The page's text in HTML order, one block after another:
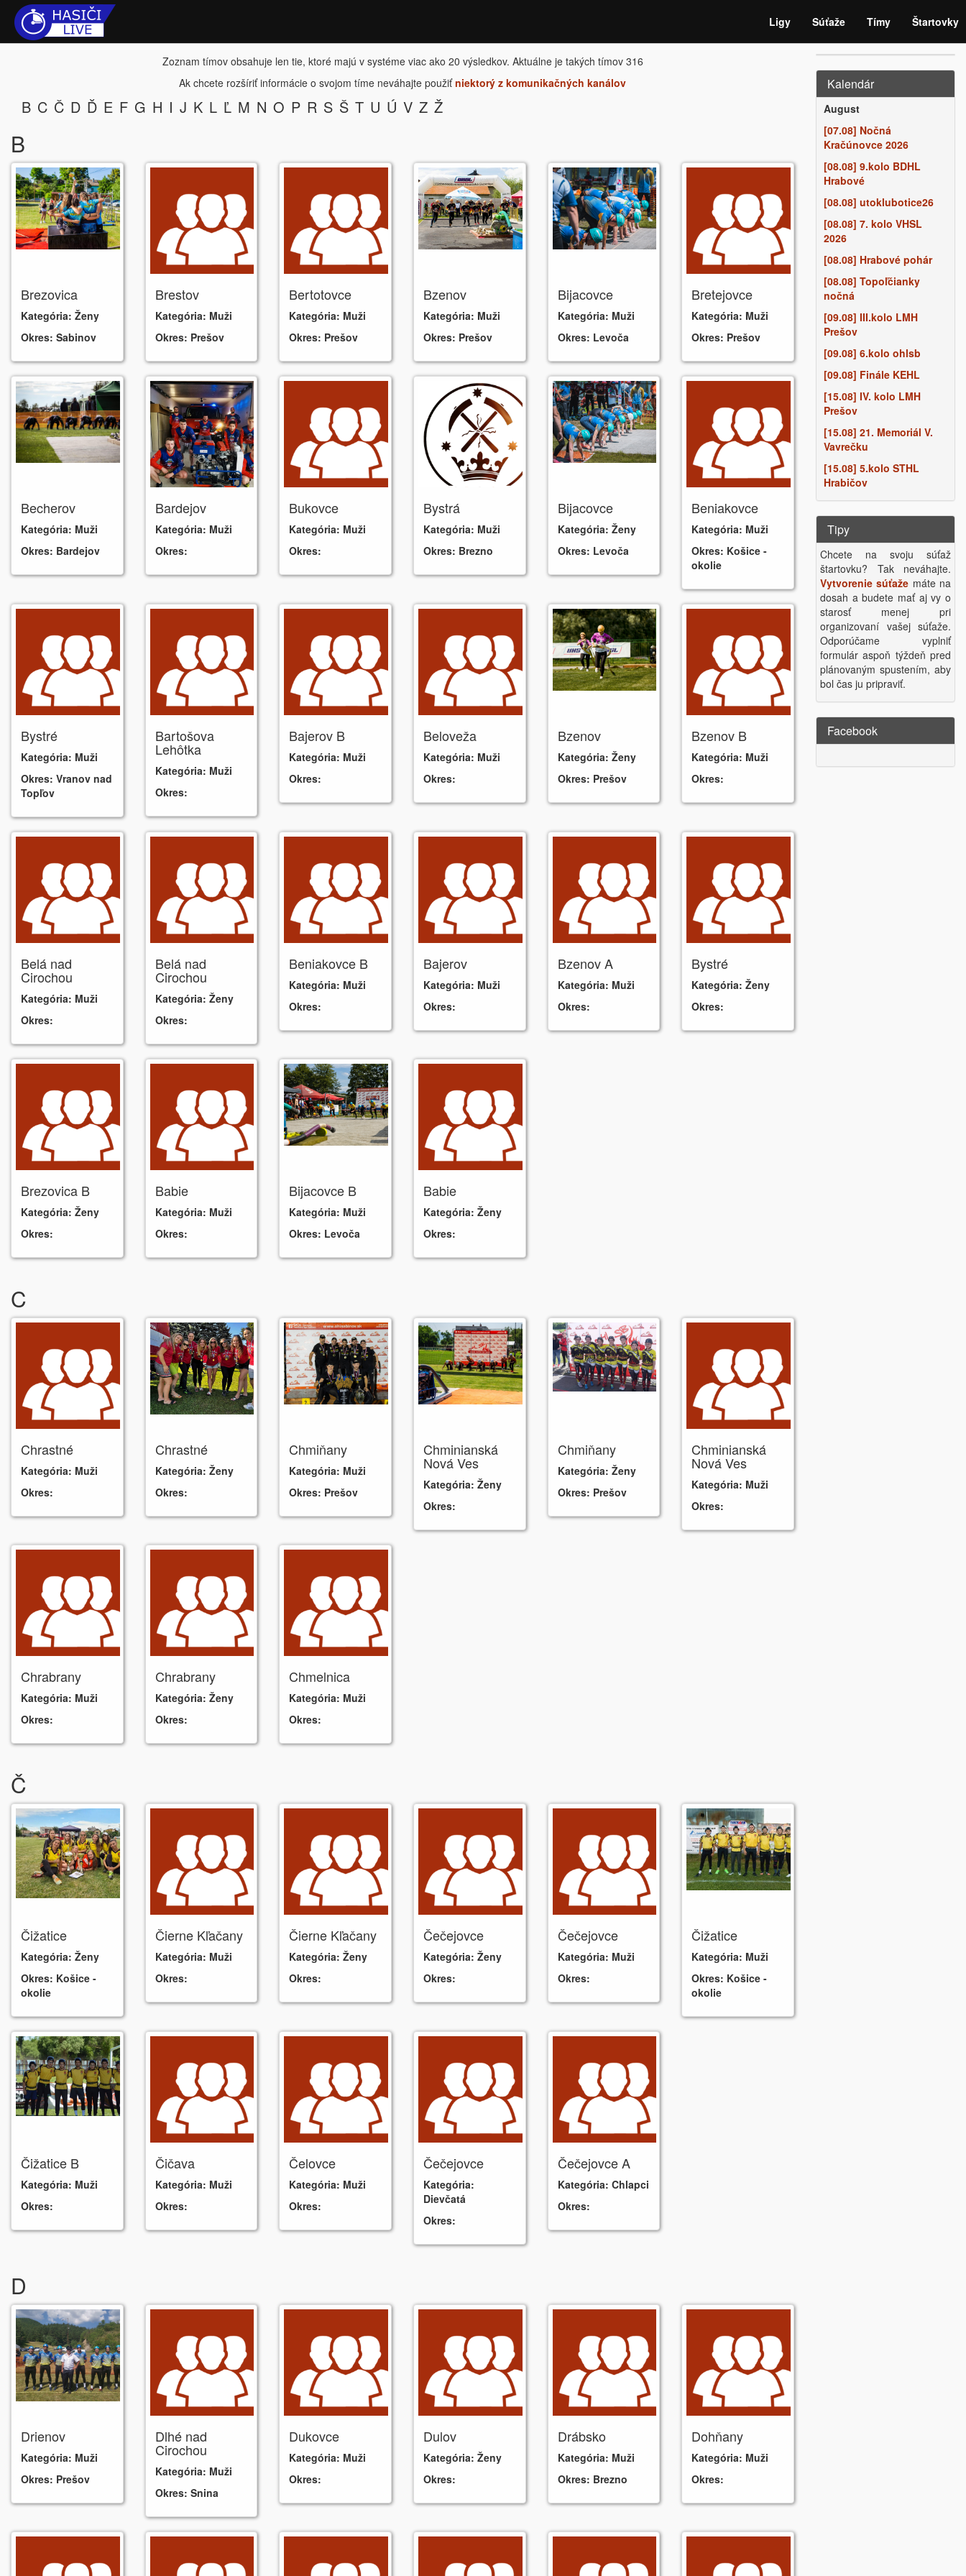
Ligy Súťaže Tímy Štartovky
Zoznam tímov obsahuje len tie, ktoré majú v systéme viac ako 20 výsledkov. Aktuálne je takých tímov 316
Ak chcete rozšíriť informácie o svojom tíme neváhajte použiťniektorý z komunikačných kanálov
B C Č D Ď E F G H I J K L Ľ M N O P R S Š T U Ú V Z Ž
B
Brezovica
Kategória: Ženy
Okres: Sabinov
Brestov
Kategória: Muži
Okres: Prešov
Bertotovce
Kategória: Muži
Okres: Prešov
Bzenov
Kategória: Muži
Okres: Prešov
Bijacovce
Kategória: Muži
Okres: Levoča
Bretejovce
Kategória: Muži
Okres: Prešov
Becherov
Kategória: Muži
Okres: Bardejov
Bardejov
Kategória: Muži
Okres:
Bukovce
Kategória: Muži
Okres:
Bystrá
Kategória: Muži
Okres: Brezno
Bijacovce
Kategória: Ženy
Okres: Levoča
Beniakovce
Kategória: Muži
Okres: Košice -
okolie
Bystré
Kategória: Muži
Okres: Vranov nad
Topľov
Bartošova
Lehôtka
Kategória: Muži
Okres:
Bajerov B
Kategória: Muži
Okres:
Beloveža
Kategória: Muži
Okres:
Bzenov
Kategória: Ženy
Okres: Prešov
Bzenov B
Kategória: Muži
Okres:
Belá nad
Cirochou
Kategória: Muži
Okres:
Belá nad
Cirochou
Kategória: Ženy
Okres:
Beniakovce B
Kategória: Muži
Okres:
Bajerov
Kategória: Muži
Okres:
Bzenov A
Kategória: Muži
Okres:
Bystré
Kategória:Ženy
Okres:
Brezovica B
Kategória: Ženy
Okres:
Babie
Kategória: Muži
Okres:
Bijacovce B
Kategória: Muži
Okres: Levoča
Babie
Kategória: Ženy
Okres:
C
Chrastné
Kategória: Muži
Okres:
Chrastné
Kategória: Ženy
Okres:
Chmiňany
Kategória: Muži
Okres: Prešov
Chminianská
Nová Ves
Kategória: Ženy
Okres:
Chmiňany
Kategória: Ženy
Okres: Prešov
Chminianská
Nová Ves
Kategória: Muži
Okres:
Chrabrany
Kategória: Muži
Okres:
Chrabrany
Kategória: Ženy
Okres:
Chmelnica
Kategória: Muži
Okres:
Č
Čižatice
Kategória: Ženy
Okres: Košice -
okolie
Čierne Kľačany
Kategória: Muži
Okres:
Čierne Kľačany
Kategória:Ženy
Okres:
Čečejovce
Kategória: Ženy
Okres:
Čečejovce
Kategória: Muži
Okres:
Čižatice
Kategória: Muži
Okres: Košice -
okolie
Čižatice B
Kategória: Muži
Okres:
Čičava
Kategória: Muži
Okres:
Čelovce
Kategória: Muži
Okres:
Čečejovce
Kategória:
Dievčatá
Okres:
Čečejovce A
Kategória: Chlapci
Okres:
D
Drienov
Kategória: Muži
Okres: Prešov
Dlhé nad
Cirochou
Kategória: Muži
Okres: Snina
Dukovce
Kategória: Muži
Okres:
Dulov
Kategória: Ženy
Okres:
Drábsko
Kategória: Muži
Okres: Brezno
Dohňany
Kategória: Muži
Okres:
Kalendár
August
[07.08] Nočná
Kračúnovce 2026
[08.08] 9.kolo BDHL
Hrabové
[08.08] utoklubotice26
[08.08] 7. kolo VHSL
2026
[08.08] Hrabové pohár
[08.08] Topoľčianky
nočná
[09.08] III.kolo LMH
Prešov
[09.08] 6.kolo ohlsb
[09.08] Finále KEHL
[15.08] IV. kolo LMH
Prešov
[15.08] 21. Memoriál V.
Vavrečku
[15.08] 5.kolo STHL
Hrabičov
Tipy
Chcete na svoju súťaž
štartovku? Tak neváhajte.
Vytvorenie súťaže máte na
dosah a budete mať aj vy o
starosť menej pri
organizovaní vašej súťaže.
Odporúčame vyplniť
formulár aspoň týždeň pred
plánovaným spustením, aby
bol čas ju pripraviť.
Facebook